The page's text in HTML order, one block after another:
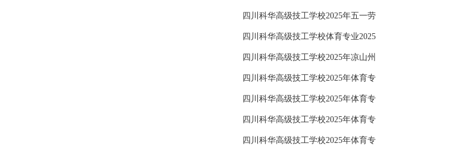
四川科华高级技工学校2025年五一劳
四川科华高级技工学校体育专业2025
四川科华高级技工学校2025年凉山州
四川科华高级技工学校2025年体育专
四川科华高级技工学校2025年体育专
四川科华高级技工学校2025年体育专
四川科华高级技工学校2025年体育专